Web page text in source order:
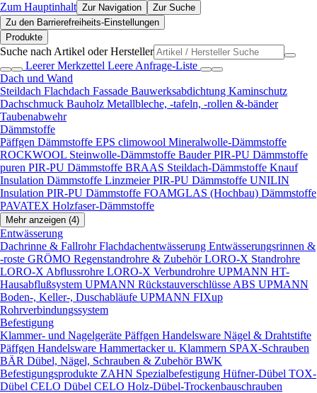
Zum Hauptinhalt Zur Navigation
Zur Suche
Zu den Barrierefreiheits-Einstellungen
Produkte
Suche nach Artikel oder Hersteller
Leerer Merkzettel Leere Anfrage-Liste
Dach und Wand
Steildach Flachdach Fassade Bauwerksabdichtung Kaminschutz
Dachschmuck Bauholz Metallbleche, -tafeln, -rollen &-bänder
Taubenabwehr
Dämmstoffe
Päffgen Dämmstoffe EPS climowool Mineralwolle-Dämmstoffe
ROCKWOOL Steinwolle-Dämmstoffe Bauder PIR-PU Dämmstoffe
puren PIR-PU Dämmstoffe BRAAS Steildach-Dämmstoffe Knauf
Insulation Dämmstoffe Linzmeier PIR-PU Dämmstoffe UNILIN
Insulation PIR-PU Dämmstoffe FOAMGLAS (Hochbau) Dämmstoffe
PAVATEX Holzfaser-Dämmstoffe
Mehr anzeigen (4)
Entwässerung
Dachrinne & FallrohrFlachdachentwässerung Entwässerungsrinnen &
-roste GRÖMO Regenstandrohre & ZubehörLORO-X Standrohre
LORO-X Abflussrohre LORO-X Verbundrohre UPMANN HT-
Hausabflußsystem UPMANN Rückstauverschlüsse ABS UPMANN
Boden-, Keller-, Duschabläufe UPMANN FIXup
Rohrverbindungssystem
Befestigung
Klammer- und Nagelgeräte Päffgen Handelsware Nägel & Drahtstifte
Päffgen Handelsware Hammertacker u. Klammern SPAX-Schrauben
BÄR Dübel, Nägel, Schrauben & ZubehörBWK
Befestigungsprodukte ZAHN Spezialbefestigung Hüfner-Dübel TOX-
Dübel CELO Dübel CELO Holz-Dübel-Trockenbauschrauben